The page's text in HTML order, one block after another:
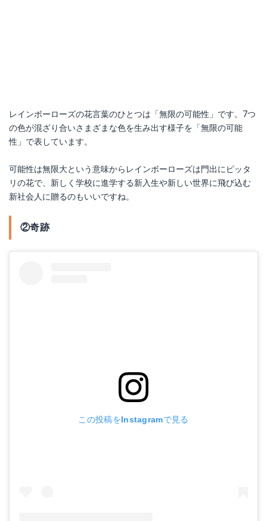
レインボーローズの花言葉のひとつは「無限の可能性」です。7つ
の色が混ざり合いさまざまな色を生み出す様子を「無限の可能
性」で表しています。
可能性は無限大という意味からレインボーローズは門出にピッタ
リの花で、新しく学校に進学する新入生や新しい世界に飛び込む
新社会人に贈るのもいいですね。
②奇跡
この投稿をInstagramで見る